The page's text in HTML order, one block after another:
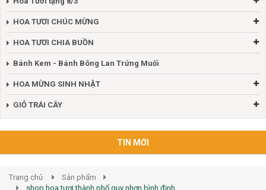
Hoa Tươi tặng 8/3
Bánh Kem - Bánh Bông Lan Trứng Muối
HOA MỪNG SINH NHẬT
Trang chủ
Sản phẩm